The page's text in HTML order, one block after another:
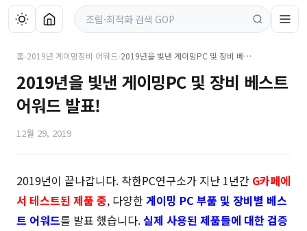
홈›2019년 게이밍장비 어워드› 2019년을 빛낸 게이밍PC 및 장비 베스트 어워드 발표!
2019년을 빛낸 게이밍PC 및 장비 베스트
어워드 발표!
12월 29, 2019
2019년이 끝나갑니다. 착한PC연구소가 지난 1년간 G카페에
서 테스트된 제품 중, 다양한게이밍 PC 부품 및 장비별 베스
트 어워드를 발표 했습니다.실제 사용된 제품들에 대한 검증